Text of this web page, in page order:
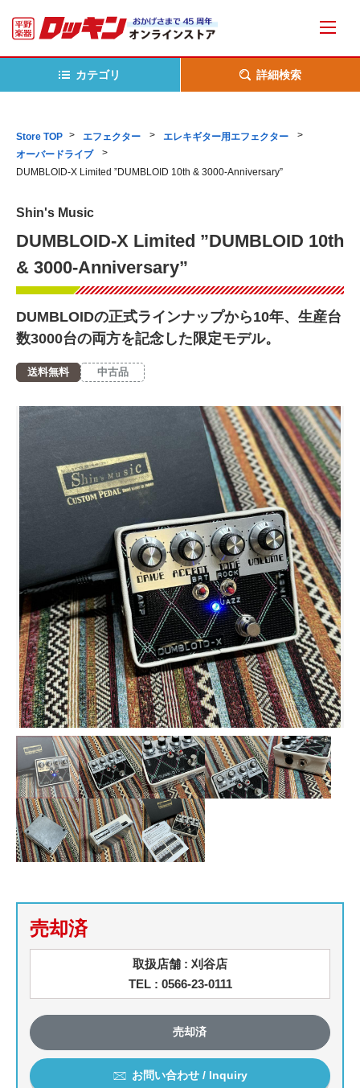
カテゴリ 詳細検索
Store TOP エフェクター
エレキギター用エフェクター
オーバードライブ
DUMBLOID-X Limited ”DUMBLOID 10th & 3000-Anniversary”
Shin's Music
DUMBLOID-X Limited ”DUMBLOID 10th
& 3000-Anniversary”
DUMBLOIDの正式ラインナップから10年、生産台
数3000台の両方を記念した限定モデル。
送料無料 中古品
売却済
取扱店舗 : 刈谷店
TEL : 0566-23-0111
売却済
お問い合わせ / Inquiry